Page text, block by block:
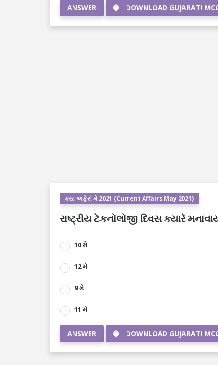
ANSWER DOWNLOAD GUJARATI
કરંટ અફેર્સ મે 2021 (Current Affairs May 2021)
રાષ્ટ્રીય ટેકનોલોજી દિવસ ક્યારે
10 મે
12 મે
9 મે
11 મે
ANSWER DOWNLOAD GUJARATI